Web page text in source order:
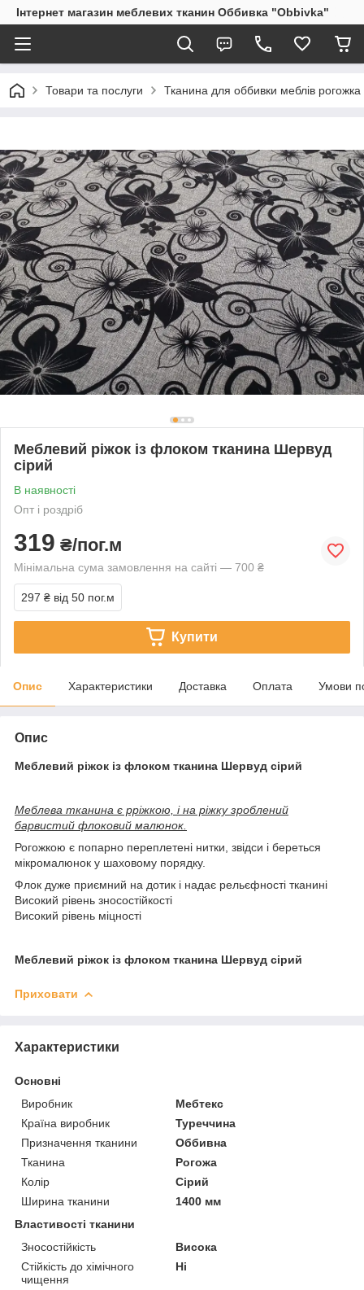
Інтернет магазин меблевих тканин Оббивка "Obbivka"
Товари та послуги Тканина для оббивки меблів рогожка
Меблевий ріжок із флоком тканина Шервуд
сірий
В наявності
Опт і роздріб
319 ₴/пог.м
Мінімальна сума замовлення на сайті — 700 ₴
297 ₴ від 50 пог.м
Купити
Опис Характеристики Доставка Оплата Умови
Опис
Меблевий ріжок із флоком тканина Шервуд сірий
Меблева тканина є рріжкою, і на ріжку зроблений
барвистий флоковий малюнок.
Рогожкою є попарно переплетені нитки, звідси і береться
мікромалюнок у шаховому порядку.
Флок дуже приємний на дотик і надає рельєфності тканині
Високий рівень зносостійкості
Високий рівень міцності
Меблевий ріжок із флоком тканина Шервуд сірий
Приховати
Характеристики
Основні
Виробник
Мебтекс
Країна виробник
Туреччина
Призначення тканини
Оббивна
Тканина
Рогожа
Колір
Сірий
Ширина тканини
1400 мм
Властивості тканини
Зносостійкість
Висока
Стійкість до хімічного
чищення
Ні